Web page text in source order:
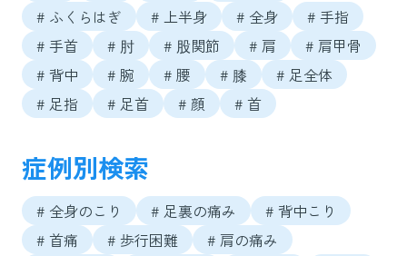
# ふくらはぎ
# 上半身 # 全身
# 手指
# 手首
# 肘 # 股関節 # 肩
# 肩甲骨
# 背中
# 腕 # 腰 # 膝
# 足全体
# 足指
# 足首 # 顔 # 首
症例別検索
# 全身のこり # 足裏の痛み
# 背中こり
# 首痛
# 歩行困難
# 肩の痛み